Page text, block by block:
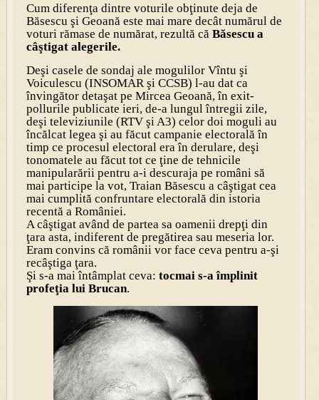
Cum diferenţa dintre voturile obţinute deja de
Băsescu şi Geoană este mai mare decât numărul de
voturi rămase de numărat, rezultă că Băsescu a
câştigat alegerile.
Deşi casele de sondaj ale mogulilor Vîntu şi
Voiculescu (INSOMAR şi CCSB) l-au dat ca
învingător detaşat pe Mircea Geoană, în exit-
pollurile publicate ieri, de-a lungul întregii zile,
deşi televiziunile (RTV şi A3) celor doi moguli au
încălcat legea şi au făcut campanie electorală în
timp ce procesul electoral era în derulare, deşi
tonomatele au făcut tot ce ţine de tehnicile
manipularării pentru a-i descuraja pe români să
mai participe la vot, Traian Băsescu a câştigat cea
mai cumplită confruntare electorală din istoria
recentă a României.
A câştigat având de partea sa oamenii drepţi din
ţara asta, indiferent de pregătirea sau meseria lor.
Eram convins că românii vor face ceva pentru a-şi
recâştiga ţara.
Şi s-a mai întâmplat ceva: tocmai s-a împlinit
profeţia lui Brucan.